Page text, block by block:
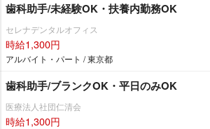
歯科助手/未経験OK・扶養内勤務OK
セレナデンタルオフィス
時給1,300円
アルバイト・パート / 東京都
歯科助手/ブランクOK・平日のみOK
医療法人社団仁清会
時給1,300円